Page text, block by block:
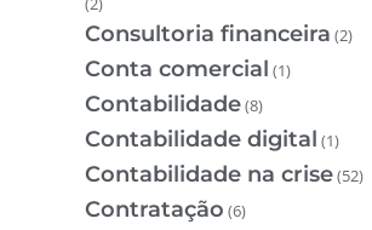
Consultoria financeira (2)
Conta comercial (1)
Contabilidade(8)
Contabilidade digital (1)
Contabilidade na crise(52)
Contratação (6)